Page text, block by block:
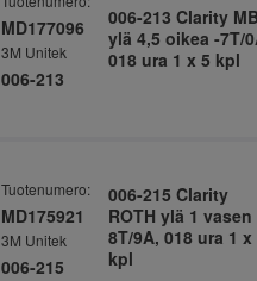
MD177096
3M Unitek
006-213
006-213 Clarity
ylä 4,5 oikea -7T/
018 ura 1 x 5 kpl
Tuotenumero:
MD175921
3M Unitek
006-215
006-215 Clarity
ROTH ylä 1 vasen
8T/9A, 018 ura 1 x
kpl